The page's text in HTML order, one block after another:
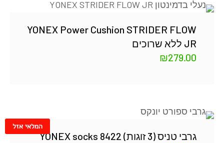
YONEX Power Cushion STRIDER FLOW
JR ללא שרוכים
₪279.00
המלאי אזל
גרבי טניס (3 זוגות) YONEX socks 8422